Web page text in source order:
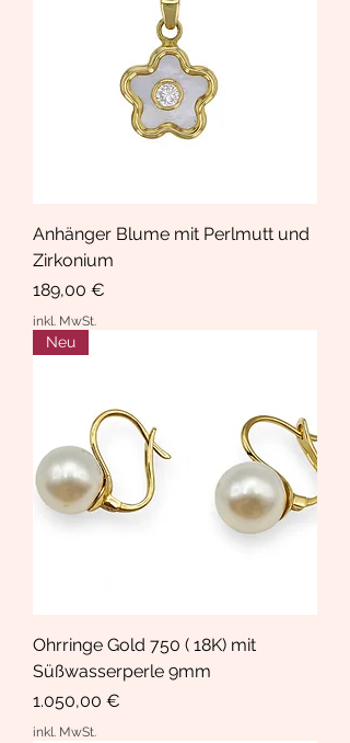
Anhänger Blume mit Perlmutt und
Zirkonium
Preis
189,00 €
inkl. MwSt.
Neu
Ohrringe Gold 750 ( 18K) mit
Süßwasserperle 9mm
Preis
1.050,00 €
inkl. MwSt.